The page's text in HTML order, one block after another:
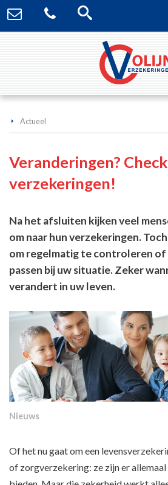
Actueel
Veranderingen?
verzekeringen!
Na het afsluiten kijken veel
om naar hun verzekeringen.
om regelmatig te controleren of
passen bij uw situatie. Zeker
verandert in uw leven.
Nieuws
Of het nu gaat om een
of zorgverzekering: ze zijn er